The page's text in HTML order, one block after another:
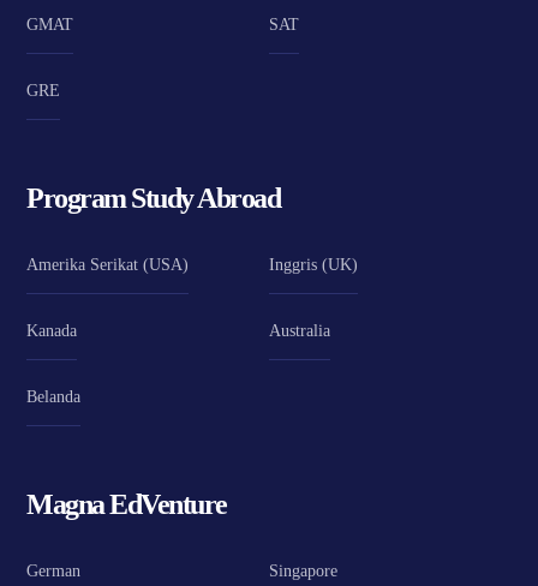
GMAT SAT
GRE
Program Study Abroad
Amerika Serikat (USA) Inggris (UK)
Kanada Australia
Belanda
Magna EdVenture
German Singapore